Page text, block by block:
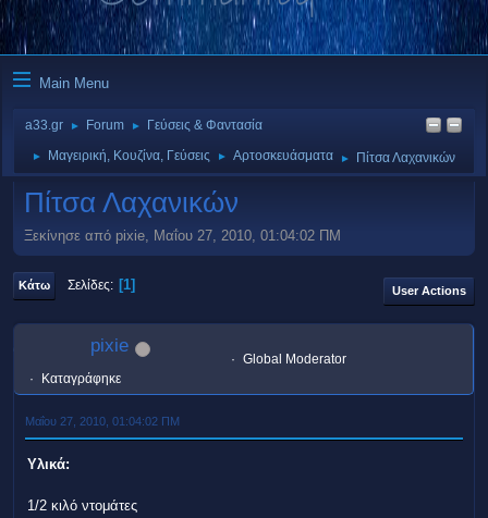
Main Menu
a33.gr ► Forum ► Γεύσεις & Φαντασία
► Μαγειρική, Κουζίνα, Γεύσεις ► Αρτοσκευάσματα ► Πίτσα Λαχανικών
Πίτσα Λαχανικών
Ξεκίνησε από pixie, Μαΐου 27, 2010, 01:04:02 ΠΜ
Κάτω Σελίδες 1 User Actions
pixie
Global Moderator
Καταγράφηκε
Μαΐου 27, 2010, 01:04:02 ΠΜ
Υλικά:
1/2 κιλό ντομάτες